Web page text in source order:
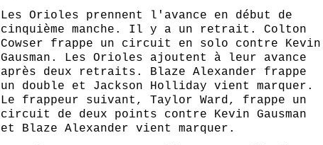
Les Orioles prennent l'avance en début de
cinquième manche. Il y a un retrait. Colton
Cowser frappe un circuit en solo contre Kevin
Gausman. Les Orioles ajoutent à leur avance
après deux retraits. Blaze Alexander frappe
un double et Jackson Holliday vient marquer.
Le frappeur suivant, Taylor Ward, frappe un
circuit de deux points contre Kevin Gausman
et Blaze Alexander vient marquer.